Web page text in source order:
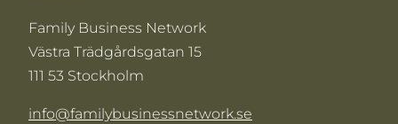
Family Business Network
Västra Trädgårdsgatan 15
111 53 Stockholm
info@familybusinessnetwork.se